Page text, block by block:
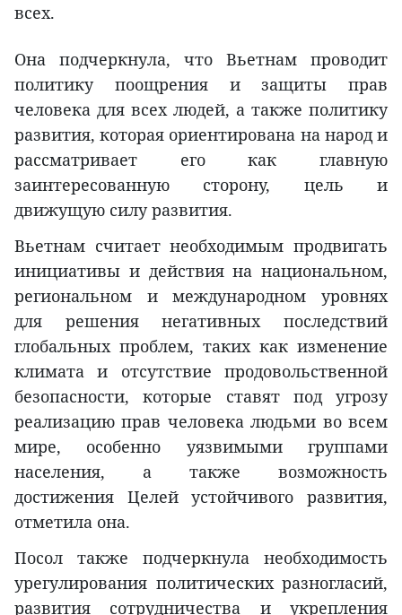
всех.
Она подчеркнула, что Вьетнам проводит
политику поощрения и защиты прав
человека для всех людей, а также политику
развития, которая ориентирована на народ и
рассматривает его как главную
заинтересованную сторону, цель и
движущую силу развития.
Вьетнам считает необходимым продвигать
инициативы и действия на национальном,
региональном и международном уровнях
для решения негативных последствий
глобальных проблем, таких как изменение
климата и отсутствие продовольственной
безопасности, которые ставят под угрозу
реализацию прав человека людьми во всем
мире, особенно уязвимыми группами
населения, а также возможность
достижения Целей устойчивого развития,
отметила она.
Посол также подчеркнула необходимость
урегулирования политических разногласий,
развития сотрудничества и укрепления